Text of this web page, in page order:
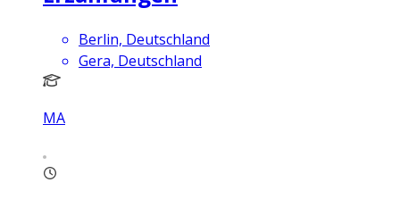
Berlin, Deutschland
Gera, Deutschland
MA